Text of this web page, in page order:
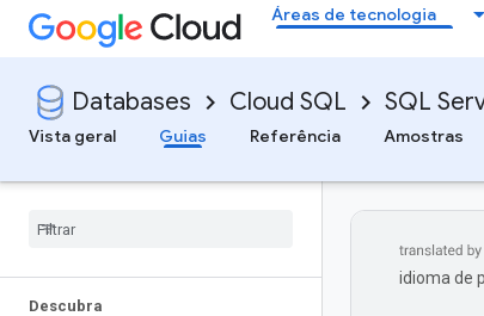
Áreas de tecnologia
Databases Cloud SQL SQL
Vista geral
Guias Referência Amostras
Descubra
idioma de